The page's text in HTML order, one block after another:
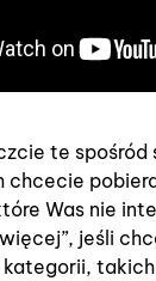
te spośród
chcecie
Was nie
jeśli
kategorii,